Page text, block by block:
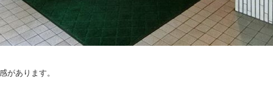
があります。